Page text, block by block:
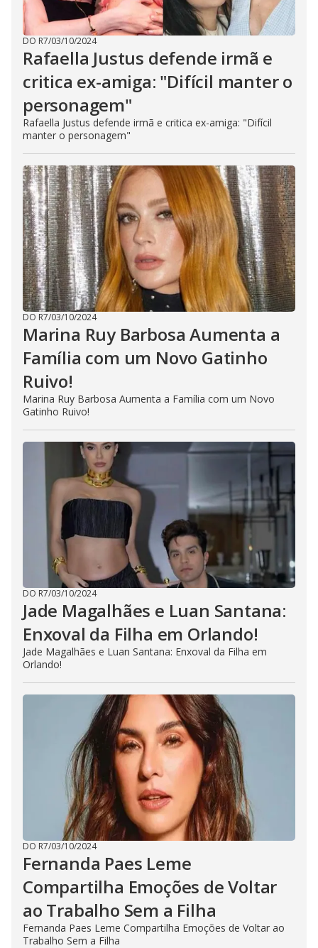
DO R7/03/10/2024
Rafaella Justus defende irmã e
critica ex-amiga: "Difícil manter o
personagem"
Rafaella Justus defende irmã e critica ex-amiga: "Difícil
manter o personagem"
DO R7/03/10/2024
Marina Ruy Barbosa Aumenta a
Família com um Novo Gatinho
Ruivo!
Marina Ruy Barbosa Aumenta a Família com um Novo
Gatinho Ruivo!
DO R7/03/10/2024
Jade Magalhães e Luan Santana:
Enxoval da Filha em Orlando!
Jade Magalhães e Luan Santana: Enxoval da Filha em
Orlando!
DO R7/03/10/2024
Fernanda Paes Leme
Compartilha Emoções de Voltar
ao Trabalho Sem a Filha
Fernanda Paes Leme Compartilha Emoções de Voltar ao
Trabalho Sem a Filha